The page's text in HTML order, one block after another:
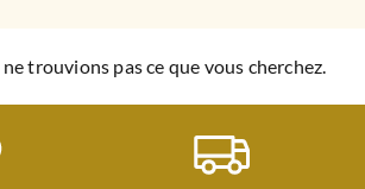
trouvions pas ce que vous cherchez.